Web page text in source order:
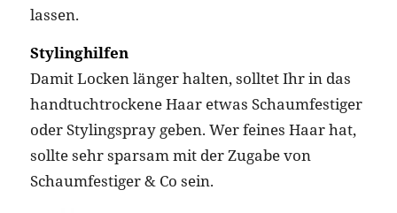
lassen.
Stylinghilfen
Damit Locken länger halten, solltet Ihr in das
handtuchtrockene Haar etwas Schaumfestiger
oder Stylingspray geben. Wer feines Haar hat,
sollte sehr sparsam mit der Zugabe von
Schaumfestiger & Co sein.